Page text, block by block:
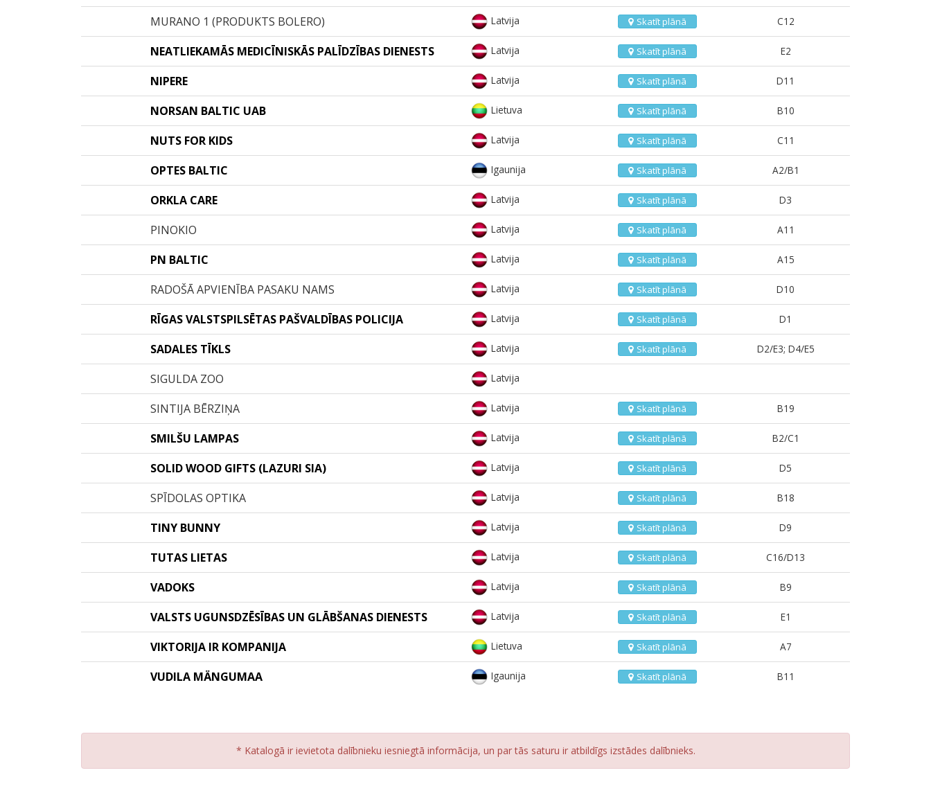
MURANO 1 (PRODUKTS BOLERO) Latvija Skatīt plānā C12
NEATLIEKAMĀS MEDICĪNISKĀS PALĪDZĪBAS DIENESTS Latvija Skatīt plānā E2
NIPERE Latvija Skatīt plānā D11
NORSAN BALTIC UAB Lietuva Skatīt plānā B10
NUTS FOR KIDS Latvija Skatīt plānā C11
OPTES BALTIC Igaunija Skatīt plānā A2/B1
ORKLA CARE Latvija Skatīt plānā D3
PINOKIO Latvija Skatīt plānā A11
PN BALTIC Latvija Skatīt plānā A15
RADOŠĀ APVIENĪBA PASAKU NAMS Latvija Skatīt plānā D10
RĪGAS VALSTSPILSĒTAS PAŠVALDĪBAS POLICIJA Latvija Skatīt plānā D1
SADALES TĪKLS Latvija Skatīt plānā D2/E3; D4/E5
SIGULDA ZOO Latvija
SINTIJA BĒRZIŅA Latvija Skatīt plānā B19
SMILŠU LAMPAS Latvija Skatīt plānā B2/C1
SOLID WOOD GIFTS (LAZURI SIA) Latvija Skatīt plānā D5
SPĪDOLAS OPTIKA Latvija Skatīt plānā B18
TINY BUNNY Latvija Skatīt plānā D9
TUTAS LIETAS Latvija Skatīt plānā C16/D13
VADOKS Latvija Skatīt plānā B9
VALSTS UGUNSDZĒSĪBAS UN GLĀBŠANAS DIENESTS Latvija Skatīt plānā E1
VIKTORIJA IR KOMPANIJA Lietuva Skatīt plānā A7
VUDILA MÄNGUMAA Igaunija Skatīt plānā B11
* Katalogā ir ievietota dalībnieku iesniegtā informācija, un par tās saturu ir atbildīgs izstādes dalībnieks.